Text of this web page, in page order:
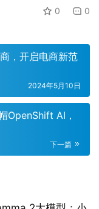
0 0
，开启电商新范
2024年5月10日
OpenShift AI，
下一篇